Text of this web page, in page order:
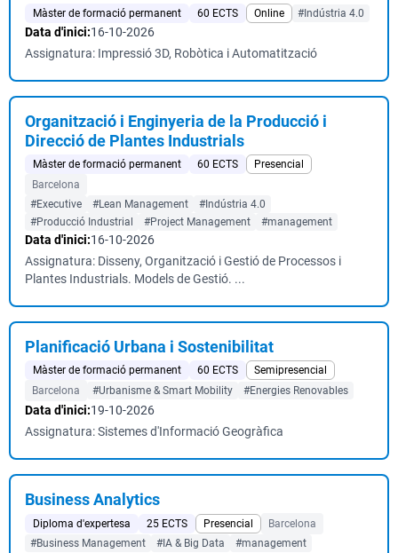
Màster de formació permanent 60 ECTS Online #Indústria 4.0
Data d'inici:16-10-2026
Assignatura: Impressió 3D, Robòtica i Automatització
Organització i Enginyeria de la Producció i
Direcció de Plantes Industrials
Màster de formació permanent 60 ECTS
Presencial
Barcelona
#Executive
#Lean Management
#Indústria 4.0
#Producció Industrial
#Project Management #management
Data d'inici:16-10-2026
Assignatura: Disseny, Organització i Gestió de Processos i
Plantes Industrials. Models de Gestió. ...
Planificació Urbana i Sostenibilitat
Màster de formació permanent 60 ECTS
Semipresencial
Barcelona
#Urbanisme & Smart Mobility #Energies Renovables
Data d'inici:19-10-2026
Assignatura: Sistemes d'Informació Geogràfica
Business Analytics
Diploma d'expertesa 25 ECTS Presencial
Barcelona
#Business Management
#IA & Big Data #management